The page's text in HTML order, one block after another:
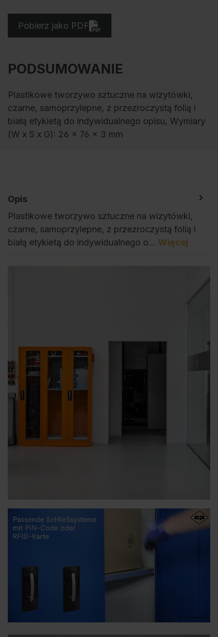
Pobierz jako PDF
PODSUMOWANIE
Plastikowe tworzywo sztuczne na wizytówki,
czarne, samoprzylepne, z przezroczystą folią i
białą etykietą do indywidualnego opisu, Wymiary
(W x S x G): 26 x 76 x 3 mm
Opis
Plastikowe tworzywo sztuczne na wizytówki,
czarne, samoprzylepne, z przezroczystą folią i
białą etykietą do indywidualnego o… Więcej